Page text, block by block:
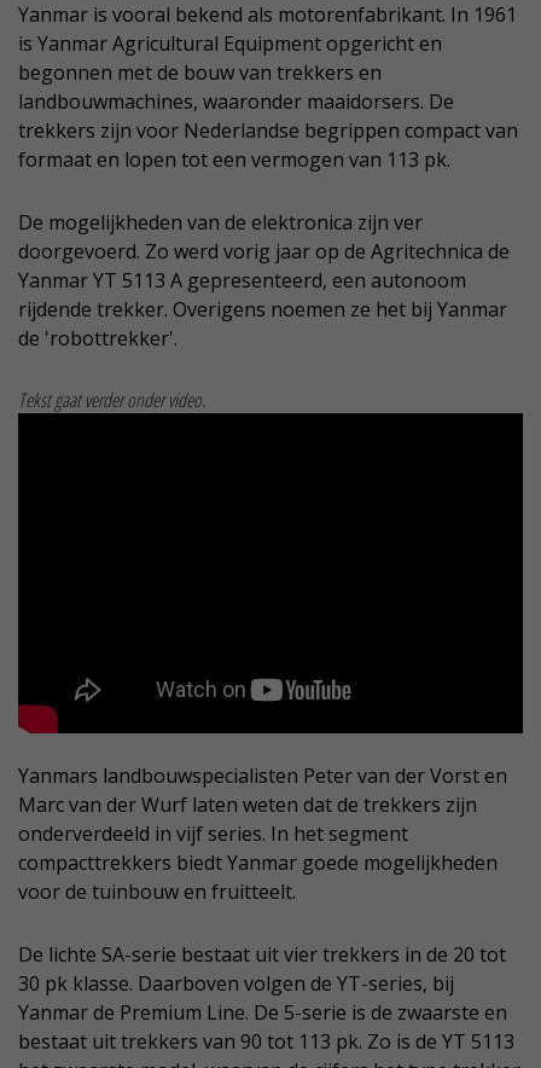
Yanmar is vooral bekend als motorenfabrikant. In 1961
is Yanmar Agricultural Equipment opgericht en
begonnen met de bouw van trekkers en
landbouwmachines, waaronder maaidorsers. De
trekkers zijn voor Nederlandse begrippen compact van
formaat en lopen tot een vermogen van 113 pk.
De mogelijkheden van de elektronica zijn ver
doorgevoerd. Zo werd vorig jaar op de Agritechnica de
Yanmar YT 5113 A gepresenteerd, een autonoom
rijdende trekker. Overigens noemen ze het bij Yanmar
de 'robottrekker'.
Tekst gaat verder onder video.
Yanmars landbouwspecialisten Peter van der Vorst en
Marc van der Wurf laten weten dat de trekkers zijn
onderverdeeld in vijf series. In het segment
compacttrekkers biedt Yanmar goede mogelijkheden
voor de tuinbouw en fruitteelt.
De lichte SA-serie bestaat uit vier trekkers in de 20 tot
30 pk klasse. Daarboven volgen de YT-series, bij
Yanmar de Premium Line. De 5-serie is de zwaarste en
bestaat uit trekkers van 90 tot 113 pk. Zo is de YT 5113